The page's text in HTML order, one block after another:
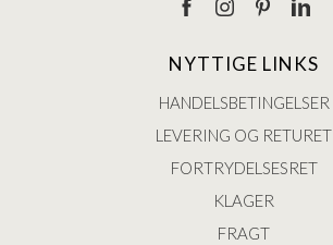
NYTTIGE LINKS
HANDELSBETINGELSER
LEVERING OG RETURET
FORTRYDELSESRET
KLAGER
FRAGT